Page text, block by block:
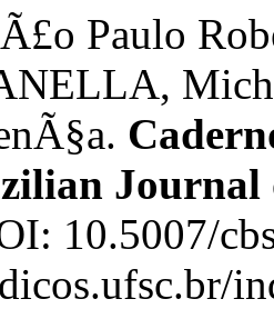
Paulo
Journal
10.5007/